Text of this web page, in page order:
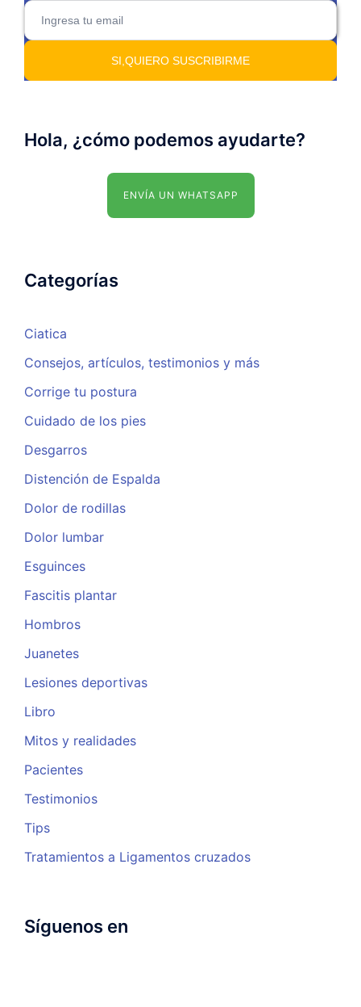
Hola, ¿cómo podemos ayudarte?
ENVÍA UN WHATSAPP
Categorías
Ciatica
Consejos, artículos, testimonios y más
Corrige tu postura
Cuidado de los pies
Desgarros
Distención de Espalda
Dolor de rodillas
Dolor lumbar
Esguinces
Fascitis plantar
Hombros
Juanetes
Lesiones deportivas
Libro
Mitos y realidades
Pacientes
Testimonios
Tips
Tratamientos a Ligamentos cruzados
Síguenos en